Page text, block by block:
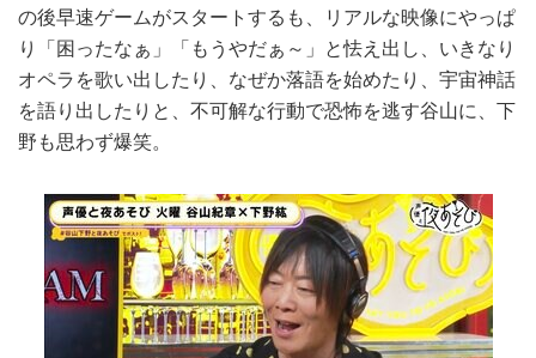
の後早速ゲームがスタートするも、リアルな映像にやっぱ
り「困ったなぁ」「もうやだぁ～」と怯え出し、いきなり
オペラを歌い出したり、なぜか落語を始めたり、宇宙神話
を語り出したりと、不可解な行動で恐怖を逃す谷山に、下
野も思わず爆笑。